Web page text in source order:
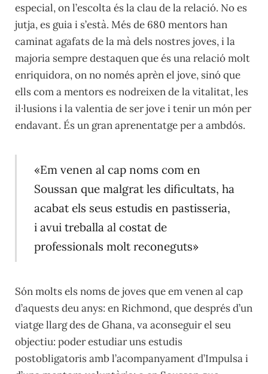
especial, on l’escolta és la clau de la relació. No es
jutja, es guia i s’està. Més de 680 mentors han
caminat agafats de la mà dels nostres joves, i la
majoria sempre destaquen que és una relació molt
enriquidora, on no només aprèn el jove, sinó que
ells com a mentors es nodreixen de la vitalitat, les
il·lusions i la valentia de ser jove i tenir un món per
endavant. És un gran aprenentatge per a ambdós.
«Em venen al cap noms com en
Soussan que malgrat les dificultats, ha
acabat els seus estudis en pastisseria,
i avui treballa al costat de
professionals molt reconeguts»
Són molts els noms de joves que em venen al cap
d’aquests deu anys: en Richmond, que després d’un
viatge llarg des de Ghana, va aconseguir el seu
objectiu: poder estudiar uns estudis
postobligatoris amb l’acompanyament d’Impulsa i